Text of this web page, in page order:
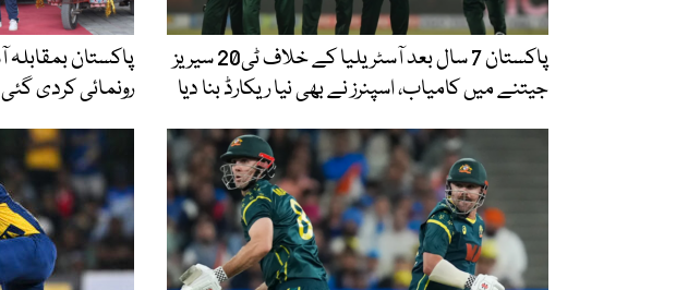
پاکستان 7 سال بعد آسٹریلیا کے خلاف ٹی20 سیریز
جیتنے میں کامیاب، اسپنرز نے بھی نیا ریکارڈ بنا دیا
رونمائی کردی گئی